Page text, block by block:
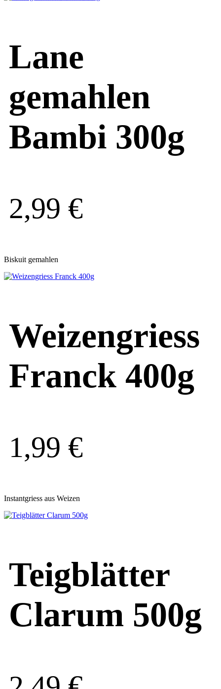
Lane
gemahlen
Bambi 300g
2,99 €
Biskuit gemahlen
Weizengriess
Franck 400g
1,99 €
Instantgriess aus Weizen
Teigblätter
Clarum 500g